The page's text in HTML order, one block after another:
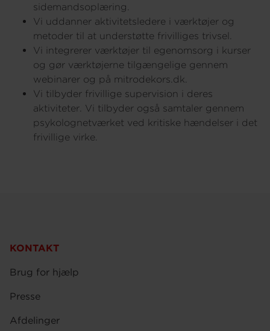
sidemandsoplæring.
Vi uddanner aktivitetsledere i værktøjer og
metoder til at understøtte frivilliges trivsel.
Vi integrerer værktøjer til egenomsorg i kurser
og gør værktøjerne tilgængelige gennem
webinarer og på mitrodekors.dk.
Vi tilbyder frivillige supervision i deres
aktiviteter. Vi tilbyder også samtaler gennem
psykolognetværket ved kritiske hændelser i det
frivillige virke.
KONTAKT
Brug for hjælp
Presse
Afdelinger